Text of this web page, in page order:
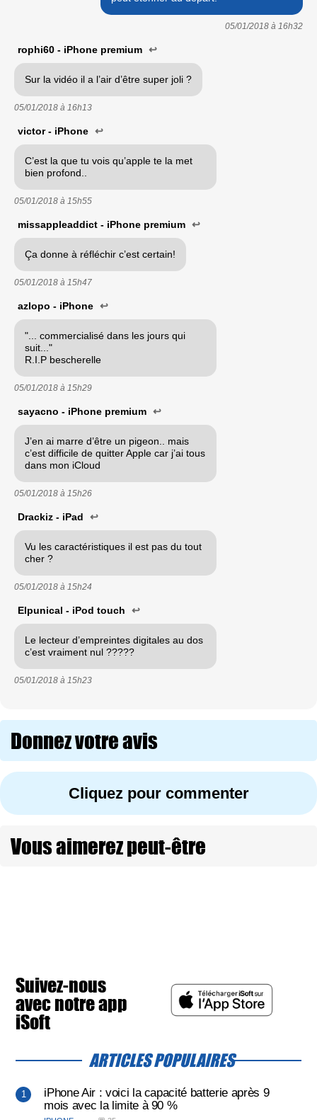
05/01/2018 à 16h32
rophi60 - iPhone premium ↩
Sur la vidéo il a l’air d’être super joli ?
05/01/2018 à 16h13
victor - iPhone ↩
C’est la que tu vois qu’apple te la met
bien profond..
05/01/2018 à 15h55
missappleaddict - iPhone premium ↩
Ça donne à réfléchir c’est certain!
05/01/2018 à 15h47
azlopo - iPhone ↩
"... commercialisé dans les jours qui
suit..."
R.I.P bescherelle
05/01/2018 à 15h29
sayacno - iPhone premium ↩
J’en ai marre d’être un pigeon.. mais
c’est difficile de quitter Apple car j’ai tous
dans mon iCloud
05/01/2018 à 15h26
Drackiz - iPad ↩
Vu les caractéristiques il est pas du tout
cher ?
05/01/2018 à 15h24
Elpunical - iPod touch ↩
Le lecteur d’empreintes digitales au dos
c’est vraiment nul ?????
05/01/2018 à 15h23
Donnez votre avis
Cliquez pour commenter
Vous aimerez peut-être
Suivez-nous
avec notre app
iSoft
ARTICLES POPULAIRES
iPhone Air : voici la capacité batterie après 9
mois avec la limite à 90 %